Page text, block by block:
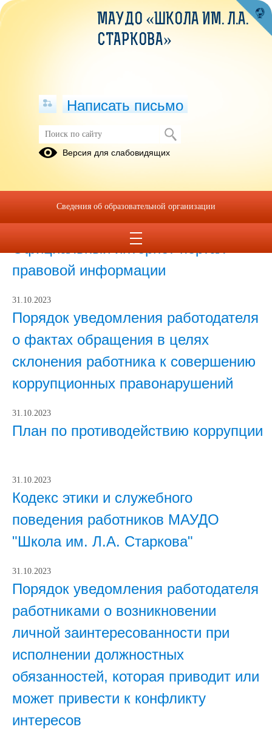
Нормативные правовые и иные акты
в сфере противодействия коррупции
Официальный интернет-портал
правовой информации
31.10.2023
Порядок уведомления работодателя
о фактах обращения в целях
склонения работника к совершению
коррупционных правонарушений
31.10.2023
План по противодействию коррупции
31.10.2023
Кодекс этики и служебного
поведения работников МАУДО
"Школа им. Л.А. Старкова"
31.10.2023
Порядок уведомления работодателя
работниками о возникновении
личной заинтересованности при
исполнении должностных
обязанностей, которая приводит или
может привести к конфликту
интересов
МАУДО «ШКОЛА ИМ. Л.А.
СТАРКОВА»
Написать письмо
Версия для слабовидящих
Сведения об образовательной организации